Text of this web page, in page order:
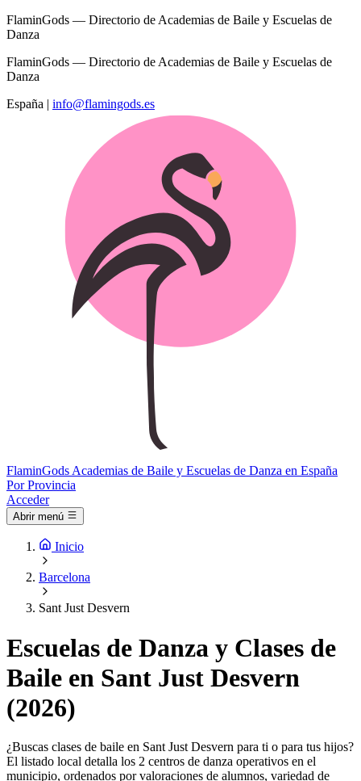
FlaminGods — Directorio de Academias de Baile y Escuelas de
Danza
FlaminGods — Directorio de Academias de Baile y Escuelas de
Danza
España | info@flamingods.es
FlaminGods Academias de Baile y Escuelas de Danza en España
Por Provincia
Acceder
Abrir menú
Inicio
Barcelona
Sant Just Desvern
Escuelas de Danza y Clases de
Baile en Sant Just Desvern
(2026)
¿Buscas clases de baile en Sant Just Desvern para ti o para tus hijos?
El listado local detalla los 2 centros de danza operativos en el
municipio, ordenados por valoraciones de alumnos, variedad de